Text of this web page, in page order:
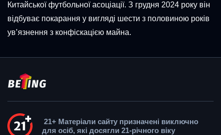
Китайської футбольної асоціації. З грудня 2024 року він
відбуває покарання у вигляді шести з половиною років
ув’язнення з конфіскацією майна.
21+ Матеріали сайту призначені виключно
для осіб, які досягли 21-річного віку